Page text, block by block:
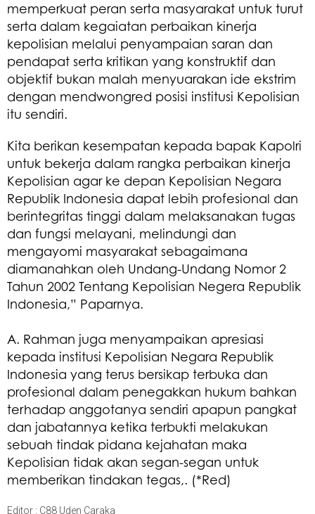
memperkuat peran serta masyarakat untuk turut
serta dalam kegaiatan perbaikan kinerja
kepolisian melalui penyampaian saran dan
pendapat serta kritikan yang konstruktif dan
objektif bukan malah menyuarakan ide ekstrim
dengan mendwongred posisi institusi Kepolisian
itu sendiri.
Kita berikan kesempatan kepada bapak Kapolri
untuk bekerja dalam rangka perbaikan kinerja
Kepolisian agar ke depan Kepolisian Negara
Republik Indonesia dapat lebih profesional dan
berintegritas tinggi dalam melaksanakan tugas
dan fungsi melayani, melindungi dan
mengayomi masyarakat sebagaimana
diamanahkan oleh Undang-Undang Nomor 2
Tahun 2002 Tentang Kepolisian Negera Republik
Indonesia,” Paparnya.
A. Rahman juga menyampaikan apresiasi
kepada institusi Kepolisian Negara Republik
Indonesia yang terus bersikap terbuka dan
profesional dalam penegakkan hukum bahkan
terhadap anggotanya sendiri apapun pangkat
dan jabatannya ketika terbukti melakukan
sebuah tindak pidana kejahatan maka
Kepolisian tidak akan segan-segan untuk
memberikan tindakan tegas,. (*Red)
Editor : C88 Uden Caraka